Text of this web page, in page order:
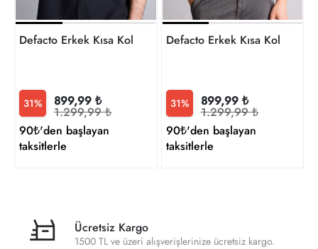
Defacto Erkek Kısa Kol Gömlek F7974AX/BK81
31% 899,99 ₺
1.299,99 ₺
90₺'den başlayan
taksitlerle
Defacto Erkek Kısa Kol
31% 899,99 ₺
1.299,99 ₺
90₺'den başlayan
taksitlerle
Ücretsiz Kargo
1500 TL ve üzeri alışverişlerinize ücretsiz kargo.